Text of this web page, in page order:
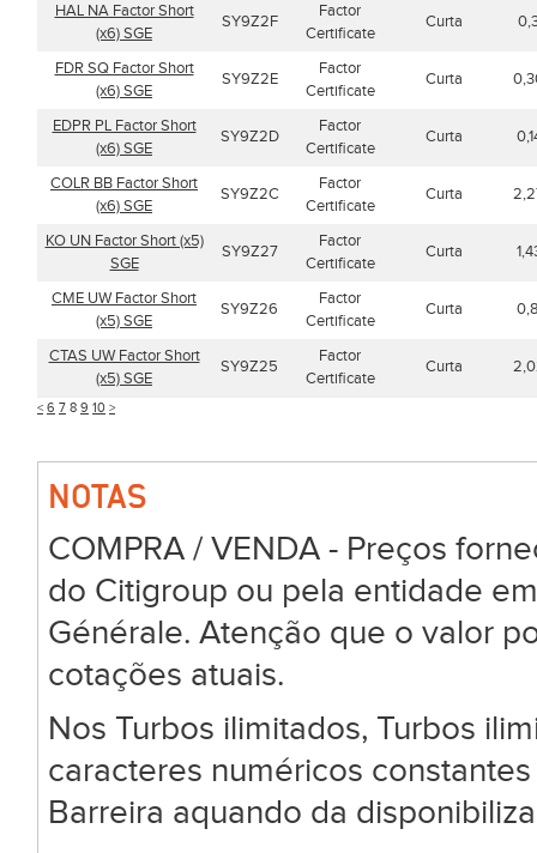
HAL NA Factor Short
(x6) SGE
SY9Z2F
Factor
Certificate
Curta
FDR SQ Factor Short
(x6) SGE
SY9Z2E
Factor
Certificate
Curta
EDPR PL Factor Short
(x6) SGE
SY9Z2D
Factor
Certificate
Curta
COLR BB Factor Short
(x6) SGE
SY9Z2C
Factor
Certificate
Curta
KO UN Factor Short (x5)
SGE
SY9Z27
Factor
Certificate
Curta
CME UW Factor Short
(x5) SGE
SY9Z26
Factor
Certificate
Curta
CTAS UW Factor Short
(x5) SGE
SY9Z25
Factor
Certificate
Curta
< 6 7 8 9 10 >
NOTAS
COMPRA / VENDA - Preços
do Citigroup ou pela entidade
Générale. Atenção que o valor
cotações atuais.
Nos Turbos ilimitados, Turbos
caracteres numéricos
Barreira aquando da